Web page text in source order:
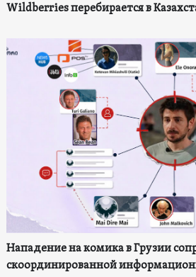
Wildberries перебирается в
Нападение на комика в Грузии
скоординированной